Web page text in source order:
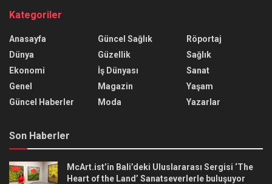
Kategoriler
Anasayfa
Dünya
Ekonomi
Genel
Güncel Haberler
Güncel Sağlık
Güzellik
İş Dünyası
Magazin
Moda
Röportaj
Sağlık
Sanat
Yaşam
Yazarlar
Son Haberler
McArt.ist’in Bali’deki Uluslararası Sergisi ‘The
Heart of the Land’ Sanatseverlerle buluşuyor